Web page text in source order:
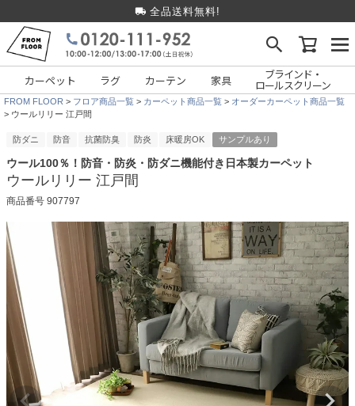
全品送料無料!
カーペット ラグ カーテン 家具 ブラインド・
ロールスクリーン
FROM FLOOR フロア商品一覧 カーペット商品一覧
オーダーカーペット商品一覧
ウールリリー 江戸間
防ダニ 防音 抗菌防臭 防炎 床暖房OK サンプルあり
ウール100％！防音・防炎・防ダニ機能付き日本製カーペット
ウールリリー 江戸間
商品番号 907797